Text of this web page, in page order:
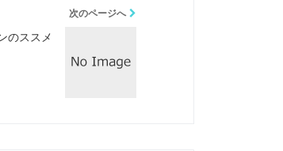
次のページへ
のススメ